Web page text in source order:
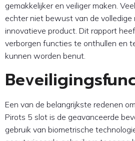
gemakkelijker en veiliger maken.
echter niet bewust van de volledige
innovatieve product. Dit rapport
verborgen functies te onthullen en
kunnen worden benut.
Een van de belangrijkste redenen
Pirots 5 slot is de geavanceerde
gebruik van biometrische